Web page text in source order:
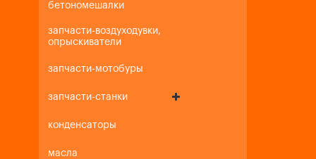
бетономешалки
запчасти-воздуходувки,
опрыскиватели
запчасти-мотобуры
запчасти-станки
конденсаторы
масла